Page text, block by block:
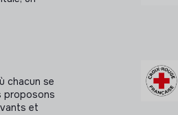
chacun se
proposons
et